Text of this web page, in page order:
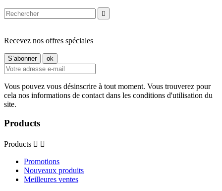

Recevez nos offres spéciales
Vous pouvez vous désinscrire à tout moment. Vous trouverez pour
cela nos informations de contact dans les conditions d'utilisation du
site.
Products
Products  
Promotions
Nouveaux produits
Meilleures ventes